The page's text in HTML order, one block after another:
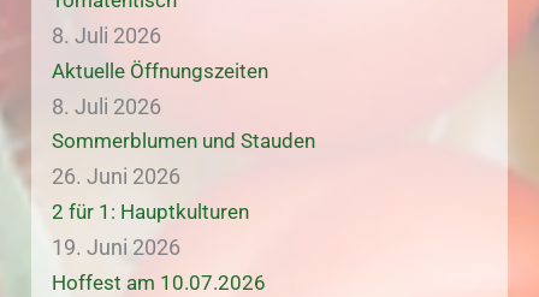
8. Juli 2026
Aktuelle Öffnungszeiten
8. Juli 2026
Sommerblumen und Stauden
26. Juni 2026
2 für 1: Hauptkulturen
19. Juni 2026
Hoffest am 10.07.2026